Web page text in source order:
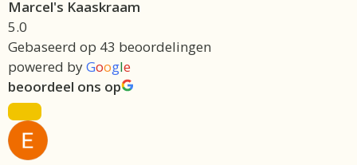
Marcel's Kaaskraam
5.0
Gebaseerd op 43 beoordelingen
powered byGoogle
beoordeel ons op